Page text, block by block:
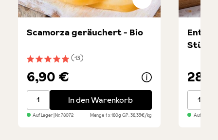
Durchschnittliche Bewertung von 4.9 von 5 Sternen
(13)
Scamorza geräuchert - Bio
6,90 €
Scamorza geräuchert - Bio
In den Warenkorb
Auf Lager| Nr.78072 Menge1 x 180gGP: 38,33€/kg
Stück
Auf Lager